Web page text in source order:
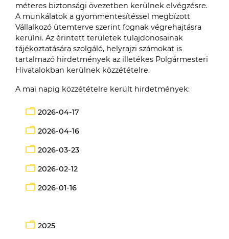
méteres biztonsági övezetben kerülnek elvégzésre.
A munkálatok a gyommentesítéssel megbízott
Vállalkozó ütemterve szerint fognak végrehajtásra
kerülni. Az érintett területek tulajdonosainak
tájékoztatására szolgáló, helyrajzi számokat is
tartalmazó hirdetmények az illetékes Polgármesteri
Hivatalokban kerülnek közzétételre.
A mai napig közzétételre került hirdetmények:
2026-04-17
2026-04-16
2026-03-23
2026-02-12
2026-01-16
2025